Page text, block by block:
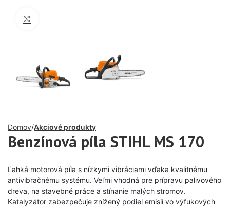
Domov Akciové produkty
Benzínová píla STIHL MS 170
Ľahká motorová píla s nízkymi vibráciami vďaka kvalitnému
antivibračnému systému. Veľmi vhodná pre prípravu palivového
dreva, na stavebné práce a stínanie malých stromov.
Katalyzátor zabezpečuje znížený podiel emisií vo výfukových